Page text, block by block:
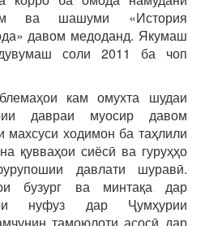
ва шашуми «История
давом медоданд. Якумаш
соли 2011 ба чоп
кам омухта шудаи
давраи муосир давом
махсуси ходимон ба таҳлили
қувваҳои сиёсӣ ва гуруҳҳо
давлати шуравӣ.
бузург ва минтақа дар
нуфуз дар Ҷумҳурии